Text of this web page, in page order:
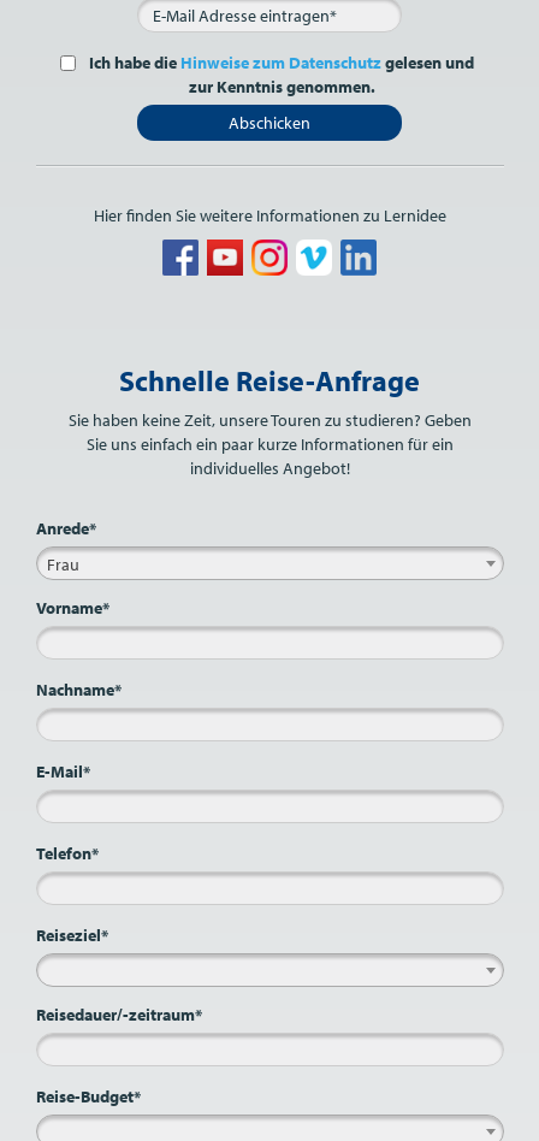
Ich habe die Hinweise zum Datenschutzgelesen und
zur Kenntnis genommen.
Abschicken
Hier finden Sie weitere Informationen zu Lernidee
Schnelle Reise-Anfrage
Sie haben keine Zeit, unsere Touren zu studieren? Geben
Sie uns einfach ein paar kurze Informationen für ein
individuelles Angebot!
Anrede*
Frau
Vorname*
Nachname*
E-Mail*
Telefon*
Reiseziel*
Reisedauer/-zeitraum*
Reise-Budget*